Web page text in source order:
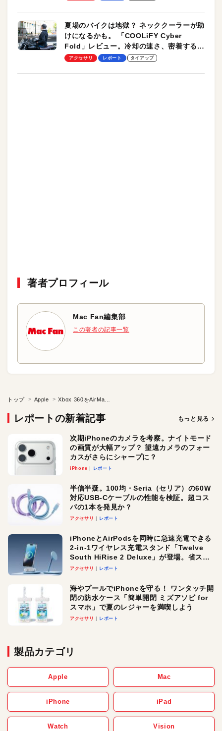
夏場のバイクは地獄？ ネッククーラーが助
けになるかも。 「COOLiFY Cyber
Fold」レビュー。冷却の速さ、密着する冷
却プレート、シンプルな操作性がグッド！
アクセサリ レポート タイアップ
著者プロフィール
Mac Fan編集部
この著者の記事一覧
トップ Apple
レポートの新着記事 もっと見る
次期iPhoneのカメラを考察。ナイトモード
の画質が大幅アップ？ 望遠カメラのフォー
カスがさらにシャープに？
iPhone レポート
半信半疑。100均・Seria（セリア）の60W
対応USB-Cケーブルの性能を検証。超コス
パの1本を発見か？
アクセサリ レポート
iPhoneとAirPodsを同時に急速充電できる
2-in-1ワイヤレス充電スタンド「Twelve
South HiRise 2 Deluxe」が登場。省スペ
ースでおしゃれに充電したい人にオスス
アクセサリ レポート
海やプールでiPhoneを守る！ ワンタッチ開
閉の防水ケース「簡単開閉 ミズアソビ for
スマホ」で夏のレジャーを満喫しよう
アクセサリ レポート
製品カテゴリ
Apple Mac
iPhone iPad
Watch Vision